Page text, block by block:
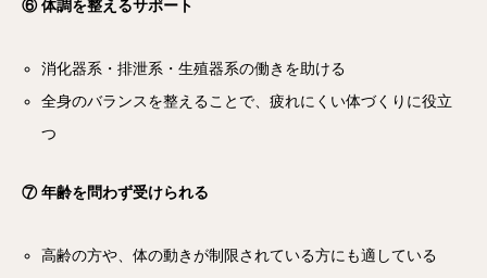
⑥ 体調を整えるサポート
消化器系・排泄系・生殖器系の働きを助ける
全身のバランスを整えることで、疲れにくい体づくりに役立
つ
⑦ 年齢を問わず受けられる
高齢の方や、体の動きが制限されている方にも適している